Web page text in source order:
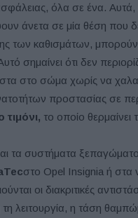
όλα σε ένα.
άνετα σε μία θέση που
των καθισμάτων,
Αυτό σημαίνει ότι δεν
στο σώμα χωρίς να
προστασίας σε
τιμόνι, το οποίο
τα συστήματα
στο Opel Insignia ή στα
οι διακριτικές
λειτουργία, η τάση